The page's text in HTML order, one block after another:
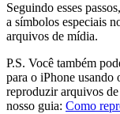
Seguindo esses
a símbolos especiais
arquivos de mídia.
P.S. Você também
para o iPhone
reproduzir arquivos
nosso guia: Como